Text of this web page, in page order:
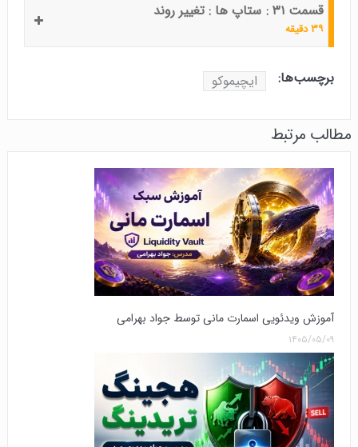
قسمت ۳۱ : ستاپ ها : تغییر روند
۳۹ دقیقه
برچسب‌ها: ایچیموکو
مطالب مرتبط
آموزش ویدئویی اسمارت مانی توسط جواد بهرامی
۱۴۰۵/۰۵/۰۹